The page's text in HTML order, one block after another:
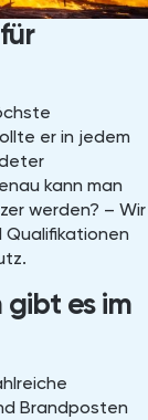
er in jedem
kann man
werden? – Wir
Qualifikationen
es im
Brandposten